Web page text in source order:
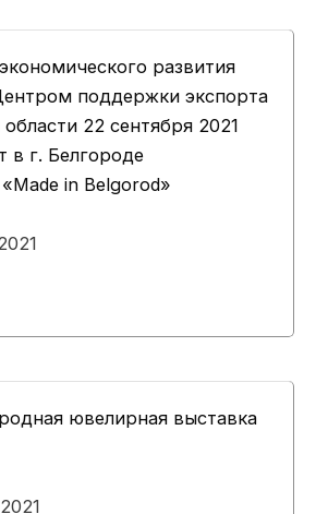
развития
поддержки экспорта
22 сентября 2021
в г. Белгороде
in Belgorod»
ювелирная выставка